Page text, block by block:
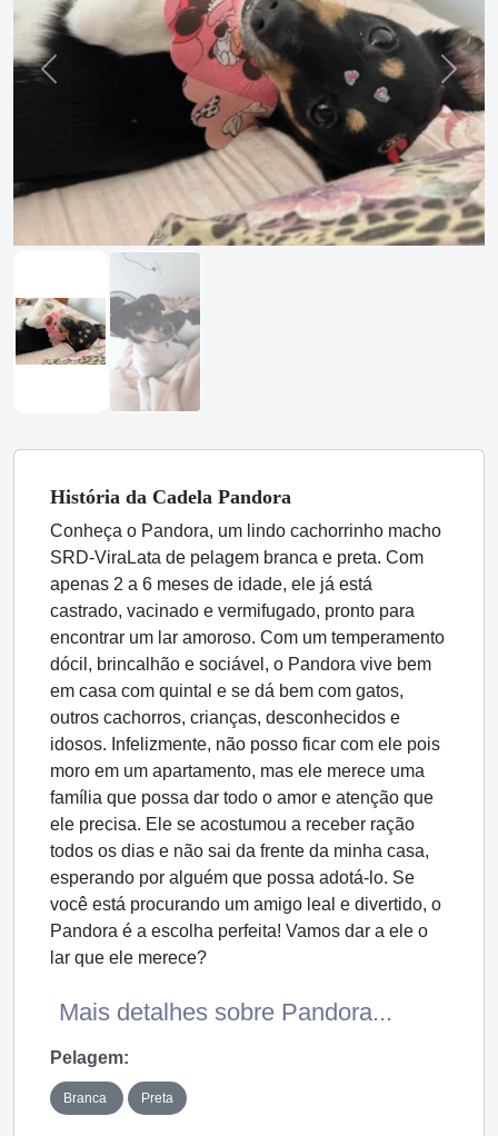
Previous Next
História da Cadela Pandora
Conheça o Pandora, um lindo cachorrinho macho
SRD-ViraLata de pelagem branca e preta. Com
apenas 2 a 6 meses de idade, ele já está
castrado, vacinado e vermifugado, pronto para
encontrar um lar amoroso. Com um temperamento
dócil, brincalhão e sociável, o Pandora vive bem
em casa com quintal e se dá bem com gatos,
outros cachorros, crianças, desconhecidos e
idosos. Infelizmente, não posso ficar com ele pois
moro em um apartamento, mas ele merece uma
família que possa dar todo o amor e atenção que
ele precisa. Ele se acostumou a receber ração
todos os dias e não sai da frente da minha casa,
esperando por alguém que possa adotá-lo. Se
você está procurando um amigo leal e divertido, o
Pandora é a escolha perfeita! Vamos dar a ele o
lar que ele merece?
Mais detalhes sobre Pandora...
Pelagem:
Branca Preta